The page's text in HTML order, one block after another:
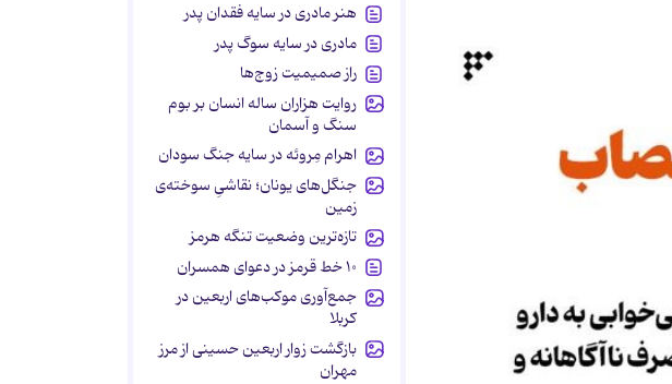
هنر مادری در سایه‌ فقدان پدر
مادری در سایه سوگ پدر
راز صمیمیت زوج‌ها
روایت هزاران ساله انسان بر بوم
سنگ و آسمان
اهرام مِروئه در سایه جنگ سودان
جنگل‌های یونان؛ نقاشیِ سوخته‌ی
زمین
تازه‌ترین وضعیت تنگه هرمز
۱۰ خط قرمز در دعوای همسران
جمع‌آوری موکب‌های اربعین در
کربلا
بازگشت زوار اربعین حسینی از مرز
مهران